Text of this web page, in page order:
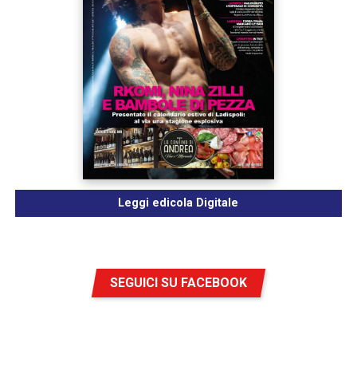
Leggi edicola Digitale
SEGUICI SU FACEBOOK